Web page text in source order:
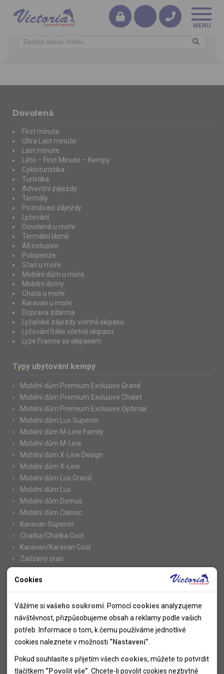
Dovolená
First minute
Ultra Last minute
Last minute
Léto – First Minute – Kempy
Cykloturistika
Turistika
Adventní zájezdy
Termály
Poznávací zájezdy
Lyžování
Dovolená u moře
Termální lázně
All inclusive
Polopenze
Stan u moře
Mobilní dům u moře
Mobilní domy
Chata u moře
Karavan u moře
Doprava zdarma
Lyžařské zájezdy včetně skipasu
Lyžování Itálie včetně skipasu
Lyže Francie se skipasem
Typy ubytování kempy
Mobilní dům Premium Exclusive Grand
Mobilní dům Premium Exclusive Chalet
Mobilní dům Premium Exclusive Optimal
Mobilní dům Lux Superior
Mobilní dům M-Line Family
Mobilní dům M-Line
Mobilní dům X-Line Design
Mobilní dům X-Line
Mobilní dům Lux Grand
Mobilní dům Lux
Mobilní dům Domus
Mobilní dům Classic
Karavan Superior
Chatka/Chatka Cool
Karavan/Karavan Cool
Zařízený stan
Informace
Novinky
Kolektivy
SUPER FIRST MINUTE
Informace k letním pobytům
Informace o letecké dopravě
Cookies
Vážíme si vašeho soukromí . Pomocícookies analyzujeme
návštěvnost, přizpůsobujeme obsah a reklamy podle vašich
potřeb. Informace o tom, k čemu používáme jednotlivé
cookies naleznete v možnosti “Nastavení”
Pokud souhlasíte s přijetím všech cookies, můžete to potvrdit
tlačítkem “Povolit vše” . Chcete-li povolit cookies nezbytně
Nutné cookies pomáhají, aby byla webová stránka použitelná
tak, že umožní základní funkce jako navigace stránky a
přístup k zabezpečeným sekcím webové stránky. Webová
stránka nemůže správně fungovat bez těchto cookies.
Analytické cookies